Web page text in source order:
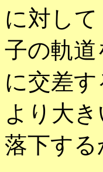
に対し
子の軌
に交差
より大
落下す